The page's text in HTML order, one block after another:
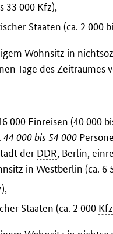
33 000 Kfz),
Staaten (ca. 2 000
Wohnsitz in
Tage des Zeitraumes
000 Einreisen (40 000
44 000 bis 54 000
der DDR, Berlin,
in Westberlin (ca. 6
),
Staaten (ca. 2 000 Kfz